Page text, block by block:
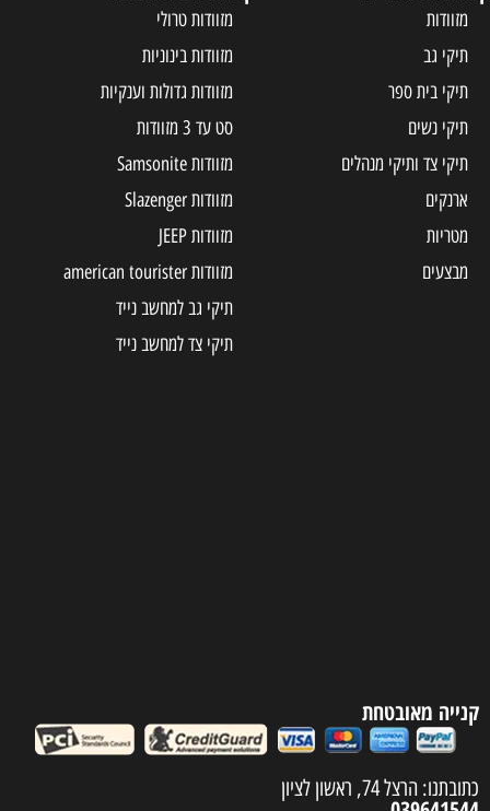
מזוודות
תיקי גב
תיקי בית ספר
תיקי נשים
תיקי צד ותיקי מנהלים
ארנקים
מטריות
מבצעים
מזוודות טרולי
מזוודות בינוניות
מזוודות גדולות וענקיות
סט עד 3 מזוודות
מזוודות Samsonite
מזוודות Slazenger
מזוודות JEEP
מזוודות american tourister
תיקי גב למחשב נייד
תיקי צד למחשב נייד
קנייה מאובטחת
כתובתנו: הרצל 74, ראשון לציון